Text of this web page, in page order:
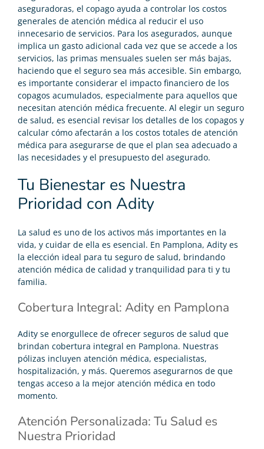
aseguradoras, el copago ayuda a controlar los costos
generales de atención médica al reducir el uso
innecesario de servicios. Para los asegurados, aunque
implica un gasto adicional cada vez que se accede a los
servicios, las primas mensuales suelen ser más bajas,
haciendo que el seguro sea más accesible. Sin embargo,
es importante considerar el impacto financiero de los
copagos acumulados, especialmente para aquellos que
necesitan atención médica frecuente. Al elegir un seguro
de salud, es esencial revisar los detalles de los copagos y
calcular cómo afectarán a los costos totales de atención
médica para asegurarse de que el plan sea adecuado a
las necesidades y el presupuesto del asegurado.
Tu Bienestar es Nuestra
Prioridad con Adity
La salud es uno de los activos más importantes en la
vida, y cuidar de ella es esencial. En Pamplona, Adity es
la elección ideal para tu seguro de salud, brindando
atención médica de calidad y tranquilidad para ti y tu
familia.
Cobertura Integral: Adity en Pamplona
Adity se enorgullece de ofrecer seguros de salud que
brindan cobertura integral en Pamplona. Nuestras
pólizas incluyen atención médica, especialistas,
hospitalización, y más. Queremos asegurarnos de que
tengas acceso a la mejor atención médica en todo
momento.
Atención Personalizada: Tu Salud es
Nuestra Prioridad